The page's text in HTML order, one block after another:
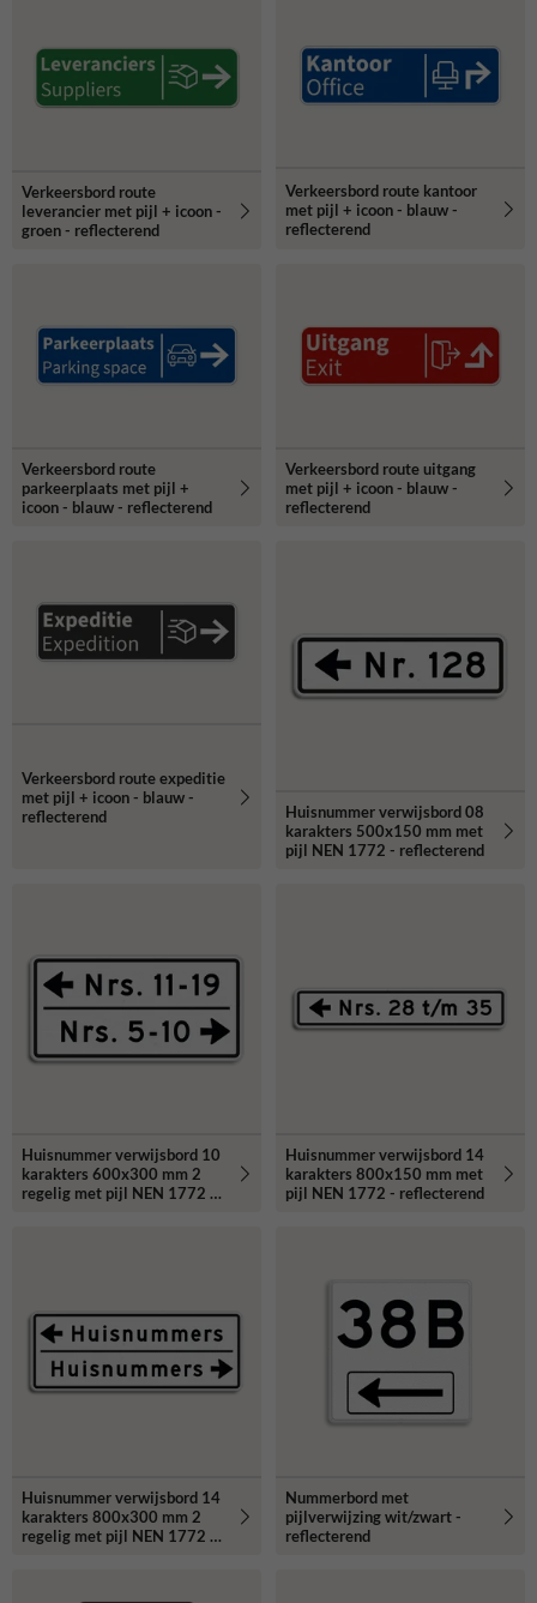
Verkeersbord route
leverancier met pijl + icoon -
groen - reflecterend
Verkeersbord route kantoor
met pijl + icoon - blauw -
reflecterend
Verkeersbord route
parkeerplaats met pijl +
icoon - blauw - reflecterend
Verkeersbord route uitgang
met pijl + icoon - blauw -
reflecterend
Verkeersbord route expeditie
met pijl + icoon - blauw -
reflecterend
Huisnummer verwijsbord 08
karakters 500x150 mm met
pijl NEN 1772 - reflecterend
Huisnummer verwijsbord 10
karakters 600x300 mm 2
regelig met pijl NEN 1772 -
Huisnummer verwijsbord 14
karakters 800x150 mm met
pijl NEN 1772 - reflecterend
Huisnummer verwijsbord 14
karakters 800x300 mm 2
regelig met pijl NEN 1772 -
Nummerbord met
pijlverwijzing wit/zwart -
reflecterend